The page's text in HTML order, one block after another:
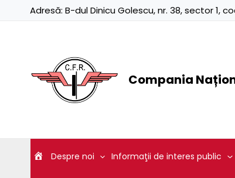
Adresă: B-dul Dinicu Golescu, nr. 38, sector 1,
Compania
Despre noi Informaţii de interes public